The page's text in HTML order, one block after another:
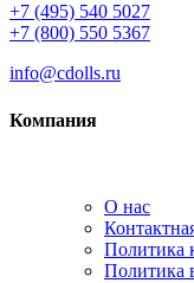
+7 (495) 540 5027
+7 (800) 550 5367
info@cdolls.ru
Компания
О нас
Политика
Политика